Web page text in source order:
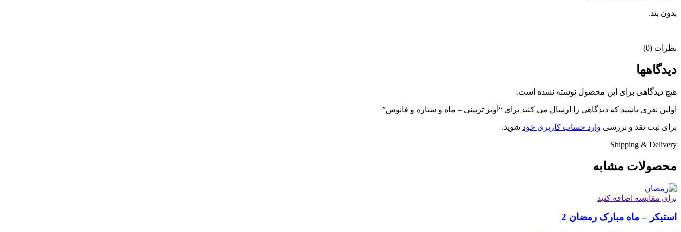
بدون بند.
نظرات (0)
دیدگاهها
هیچ دیدگاهی برای این محصول نوشته نشده است.
اولین نفری باشید که دیدگاهی را ارسال می کنید برای “آویز تزیینی – ماه و ستاره و فانوس”
برای ثبت نقد و بررسی وارد حساب کاربری خود شوید.
Shipping & Delivery
محصولات مشابه
برای مقایسه اضافه کنید
استیکر – ماه مبارک رمضان 2